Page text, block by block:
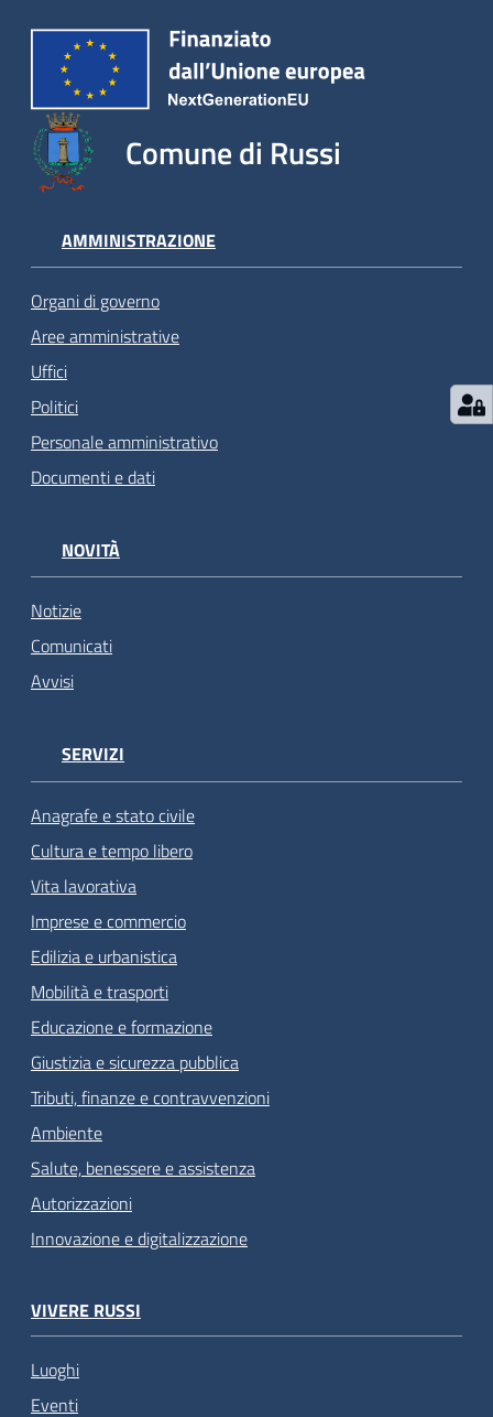
Comune di Russi
AMMINISTRAZIONE
Organi di governo
Aree amministrative
Uffici
Politici
Personale amministrativo
Documenti e dati
NOVITÀ
Notizie
Comunicati
Avvisi
SERVIZI
Anagrafe e stato civile
Cultura e tempo libero
Vita lavorativa
Imprese e commercio
Edilizia e urbanistica
Mobilità e trasporti
Educazione e formazione
Giustizia e sicurezza pubblica
Tributi, finanze e contravvenzioni
Ambiente
Salute, benessere e assistenza
Autorizzazioni
Innovazione e digitalizzazione
VIVERE RUSSI
Luoghi
Eventi